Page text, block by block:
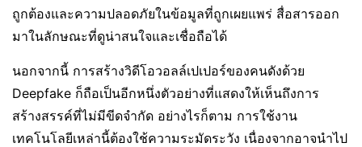
ถูกต้องและความปลอดภัยในข้อมูลที่ถูกเผยแพร่ สื่อสารออก
มาในลักษณะที่ดูน่าสนใจและเชื่อถือได้
นอกจากนี้ การสร้างวิดีโอวอลล์เปเปอร์ของคนดังด้วย
Deepfake ก็ถือเป็นอีกหนึ่งตัวอย่างที่แสดงให้เห็นถึงการ
สร้างสรรค์ที่ไม่มีขีดจำกัด อย่างไรก็ตาม การใช้งาน
เทคโนโลยีเหล่านี้ต้องใช้ความระมัดระวัง เนื่องจากอาจนำไป